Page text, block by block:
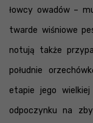
łowcy owadów –
twarde wiśniowe
notują także
południe
etapie jego
odpoczynku na